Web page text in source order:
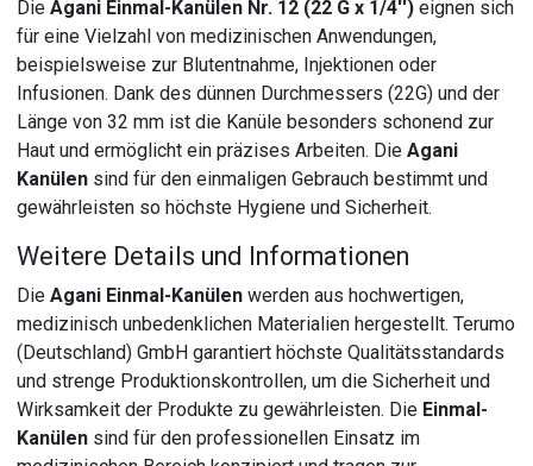
DieAgani Einmal-Kanülen Nr. 12 (22 G x 1/4'') eignen sich
für eine Vielzahl von medizinischen Anwendungen,
beispielsweise zur Blutentnahme, Injektionen oder
Infusionen. Dank des dünnen Durchmessers (22G) und der
Länge von 32 mm ist die Kanüle besonders schonend zur
Haut und ermöglicht ein präzises Arbeiten. DieAgani
Kanülen sind für den einmaligen Gebrauch bestimmt und
gewährleisten so höchste Hygiene und Sicherheit.
Weitere Details und Informationen
DieAgani Einmal-Kanülen werden aus hochwertigen,
medizinisch unbedenklichen Materialien hergestellt. Terumo
(Deutschland) GmbH garantiert höchste Qualitätsstandards
und strenge Produktionskontrollen, um die Sicherheit und
Wirksamkeit der Produkte zu gewährleisten. Die Einmal-
Kanülen sind für den professionellen Einsatz im